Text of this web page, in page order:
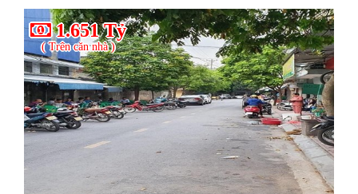
Cần bán nhà 3 Tầng vị trí kinh
doanh được số 102 phố Cô Đông -
Phường Bình Hàn - Thành Phố Hải
Dương
1.651 Tỷ
( Trên căn nhà )